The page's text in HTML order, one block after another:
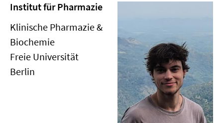
Institut für Pharmazie
Klinische Pharmazie &
Biochemie
Freie Universität
Berlin